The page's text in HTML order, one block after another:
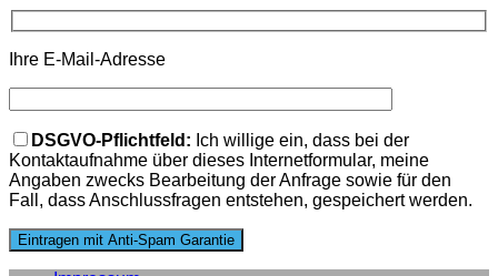
Ihre E-Mail-Adresse
Bitte lasse dieses Feld leer.
DSGVO-Pflichtfeld: Ich willige ein, dass bei der
Kontaktaufnahme über dieses Internetformular, meine
Angaben zwecks Bearbeitung der Anfrage sowie für den
Fall, dass Anschlussfragen entstehen, gespeichert werden.